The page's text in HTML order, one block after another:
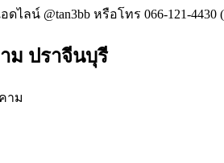
ดไลน์ @tan3bb หรือโทร 066-121-
ม ปราจีนบุรี
าม